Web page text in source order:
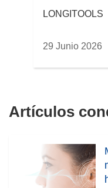
LONGITOOLS
29 Junio 2026
Artículos